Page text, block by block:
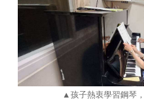
▲孩子熱衷學習鋼琴